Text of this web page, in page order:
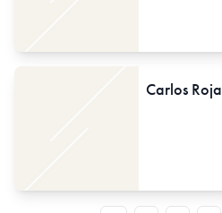
Carlos